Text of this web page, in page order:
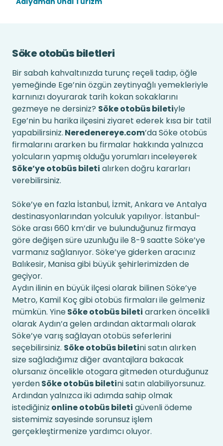
Söke otobüs biletleri
Bir sabah kahvaltınızda turunç reçeli tadıp, öğle
yemeğinde Ege’nin özgün zeytinyağlı yemekleriyle
karnınızı doyurarak tarih kokan sokaklarını
gezmeye ne dersiniz? Söke otobüs biletiyle
Ege’nin bu harika ilçesini ziyaret ederek kısa bir tatil
yapabilirsiniz. Neredenereye.com’da Söke otobüs
firmalarını ararken bu firmalar hakkında yalnızca
yolcuların yapmış olduğu yorumları inceleyerek
Söke’ye otobüs bileti alırken doğru kararları
verebilirsiniz.
Söke’ye en fazla İstanbul, İzmit, Ankara ve Antalya
destinasyonlarından yolculuk yapılıyor. İstanbul-
Söke arası 660 km’dir ve bulunduğunuz firmaya
göre değişen süre uzunluğu ile 8-9 saatte Söke’ye
varmanız sağlanıyor. Söke’ye giderken aracınız
Balıkesir, Manisa gibi büyük şehirlerimizden de
geçiyor.
Aydın ilinin en büyük ilçesi olarak bilinen Söke’ye
Metro, Kamil Koç gibi otobüs firmaları ile gelmeniz
mümkün. YineSöke otobüs bileti ararken öncelikli
olarak Aydın’a gelen ardından aktarmalı olarak
Söke’ye varış sağlayan otobüs seferlerini
seçebilirsiniz. Söke otobüs biletini satın alırken
size sağladığımız diğer avantajlara bakacak
olursanız öncelikle otogara gitmeden oturduğunuz
yerdenSöke otobüs biletini satın alabiliyorsunuz.
Ardından yalnızca iki adımda sahip olmak
istediğiniz online otobüs bileti güvenli ödeme
sistemimiz sayesinde sorunsuz işlem
gerçekleştirmenize yardımcı oluyor.